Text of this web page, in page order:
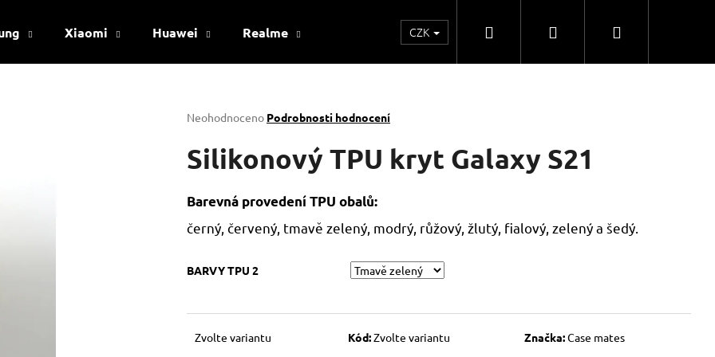
Xiaomi Huawei Realme Kontakty Obchodní spolupráce
CZK Hledat PřihlášeníNákupní
Průměrné
produktu
je
5
hvězdiček.
Neohodnoceno Podrobnosti hodnocení
Silikonový TPU kryt Galaxy S21
Barevná provedení TPU obalů:
černý, červený, tmavě zelený, modrý, růžový, žlutý, fialový, zelený a šedý.
BARVY TPU 2
Zvolte variantu Kód:Zvolte variantu Značka:Case mates
HLEDAT